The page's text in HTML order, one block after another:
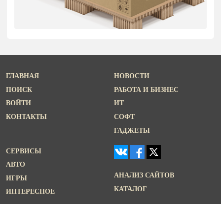
ГЛАВНАЯ
ПОИСК
ВОЙТИ
КОНТАКТЫ
НОВОСТИ
РАБОТА И БИЗНЕС
ИТ
СОФТ
ГАДЖЕТЫ
СЕРВИСЫ
АВТО
ИГРЫ
ИНТЕРЕСНОЕ
АНАЛИЗ САЙТОВ
КАТАЛОГ